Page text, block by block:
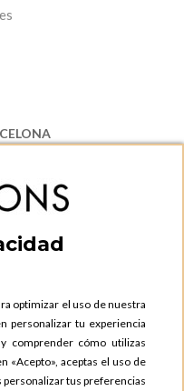
Barcelona
724 041
SHOWROOM
724 041
6,
optimizar el uso de nuestra
personalizar tu experiencia
comprender cómo utilizas
«Acepto», aceptas el uso de
personalizar tus preferencias